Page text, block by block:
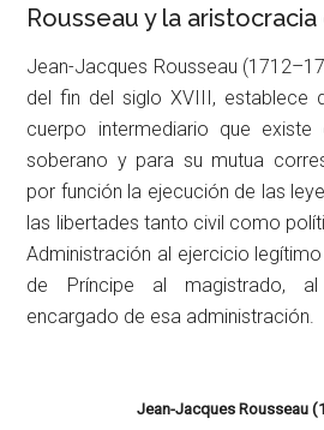
Rousseau y la
Jean-Jacques Rousseau
del fin del siglo XVIII, establece
cuerpo intermediario que
soberano y para su mutua
por función la ejecución de las
las libertades tanto civil como
Administración al ejercicio
de Príncipe al magistrado,
encargado de esa administración.
Jean-Jacques Rousseau